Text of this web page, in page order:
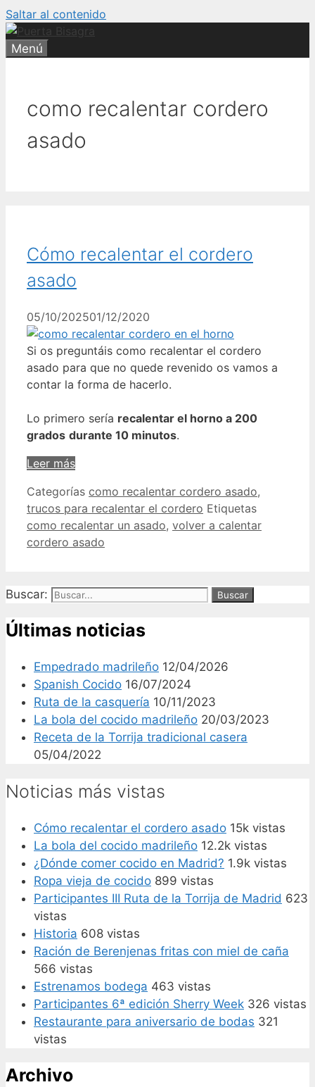
Saltar al contenido
Menú
como recalentar cordero
asado
Cómo recalentar el cordero
asado
05/10/202501/12/2020
Si os preguntáis como recalentar el cordero
asado para que no quede revenido os vamos a
contar la forma de hacerlo.
Lo primero sería recalentar el horno a 200
grados durante 10 minutos.
Leer más
Categorías como recalentar cordero asado,
trucos para recalentar el cordero Etiquetas
como recalentar un asado, volver a calentar
cordero asado
Buscar:
Últimas noticias
Empedrado madrileño 12/04/2026
Spanish Cocido 16/07/2024
Ruta de la casquería 10/11/2023
La bola del cocido madrileño 20/03/2023
Receta de la Torrija tradicional casera
05/04/2022
Noticias más vistas
Cómo recalentar el cordero asado 15k vistas
La bola del cocido madrileño 12.2k vistas
¿Dónde comer cocido en Madrid? 1.9k vistas
Ropa vieja de cocido 899 vistas
Participantes III Ruta de la Torrija de Madrid 623
vistas
Historia 608 vistas
Ración de Berenjenas fritas con miel de caña
566 vistas
Estrenamos bodega 463 vistas
Participantes 6ª edición Sherry Week 326 vistas
Restaurante para aniversario de bodas 321
vistas
Archivo